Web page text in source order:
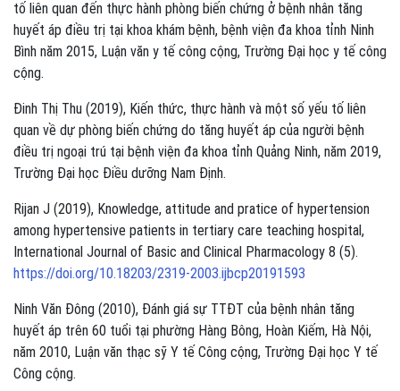
tố liên quan đến thực hành phòng biến chứng ở bệnh nhân tăng
huyết áp điều trị tại khoa khám bệnh, bệnh viện đa khoa tỉnh Ninh
Bình năm 2015, Luận văn y tế công cộng, Trường Đại học y tế công
cộng.
Đinh Thị Thu (2019), Kiến thức, thực hành và một số yếu tố liên
quan về dự phòng biến chứng do tăng huyết áp của người bệnh
điều trị ngoại trú tại bệnh viện đa khoa tỉnh Quảng Ninh, năm 2019,
Trường Đại học Điều dưỡng Nam Định.
Rijan J (2019), Knowledge, attitude and pratice of hypertension
among hypertensive patients in tertiary care teaching hospital,
International Journal of Basic and Clinical Pharmacology 8 (5).
https://doi.org/10.18203/2319-2003.ijbcp20191593
Ninh Văn Đông (2010), Đánh giá sự TTĐT của bệnh nhân tăng
huyết áp trên 60 tuổi tại phường Hàng Bông, Hoàn Kiếm, Hà Nội,
năm 2010, Luận văn thạc sỹ Y tế Công cộng, Trường Đại học Y tế
Công cộng.